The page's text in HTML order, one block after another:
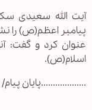
آیت الله سعیدی
پیامبر اعظم(ص) را
عنوان کرد و گفت:
اسلام(ص).
...................پایان پیام/ 221 ـ 218